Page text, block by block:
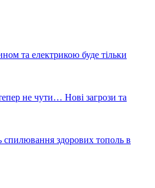
та електрикою буде тільки
не чути… Нові загрози та
спилювання здорових тополь в